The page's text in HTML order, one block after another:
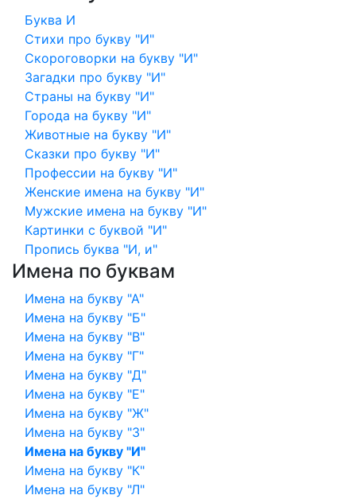
Буква И
Стихи про букву "И"
Скороговорки на букву "И"
Загадки про букву "И"
Страны на букву "И"
Города на букву "И"
Животные на букву "И"
Сказки про букву "И"
Профессии на букву "И"
Женские имена на букву "И"
Мужские имена на букву "И"
Картинки с буквой "И"
Пропись буква "И, и"
Имена по буквам
Имена на букву "А"
Имена на букву "Б"
Имена на букву "В"
Имена на букву "Г"
Имена на букву "Д"
Имена на букву "Е"
Имена на букву "Ж"
Имена на букву "З"
Имена на букву "И"
Имена на букву "К"
Имена на букву "Л"